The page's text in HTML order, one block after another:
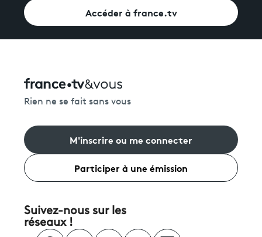
Accéder à france.tv
Rien ne se fait sans vous
M'inscrire ou me connecter
Participer à une émission
Suivez-nous sur les
réseaux !